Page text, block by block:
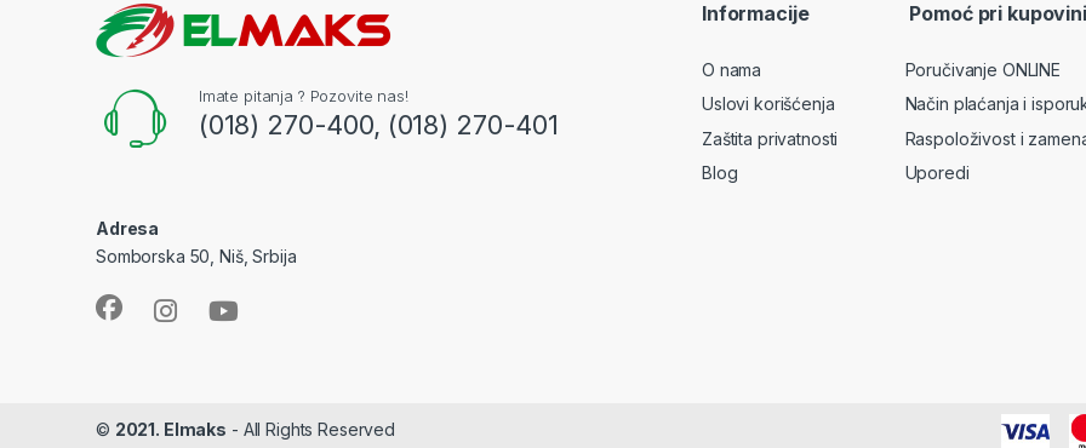
Imate pitanja ? Pozovite nas!
(018) 270-400, (018) 270-401
Adresa
Somborska 50, Niš, Srbija
Informacije
O nama
Uslovi korišćenja
Zaštita privatnosti
Blog
Pomoć pri kupovini
Poručivanje ONLINE
Način plaćanja i
Raspoloživost i
Uporedi
© 2021. Elmaks - All Rights Reserved